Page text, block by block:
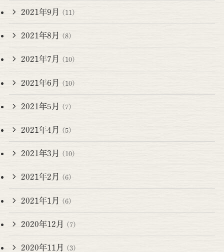
2021年9月 (11)
2021年8月 (8)
2021年7月 (10)
2021年6月 (10)
2021年5月 (7)
2021年4月 (5)
2021年3月 (10)
2021年2月 (6)
2021年1月 (6)
2020年12月 (7)
2020年11月 (3)